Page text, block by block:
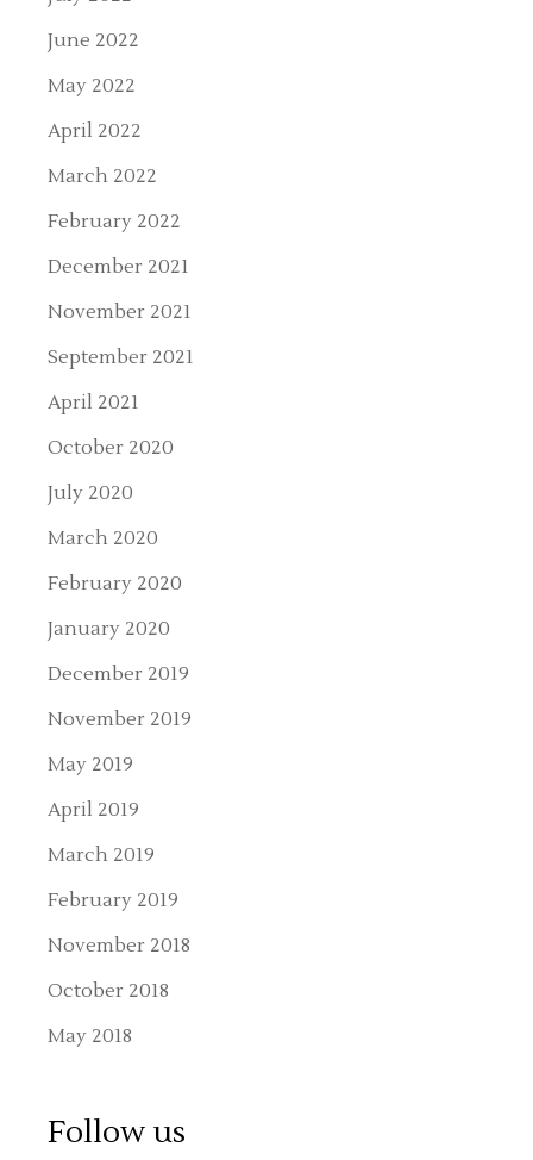
June 2022
May 2022
April 2022
March 2022
February 2022
December 2021
November 2021
September 2021
April 2021
October 2020
July 2020
March 2020
February 2020
January 2020
December 2019
November 2019
May 2019
April 2019
March 2019
February 2019
November 2018
October 2018
May 2018
Follow us